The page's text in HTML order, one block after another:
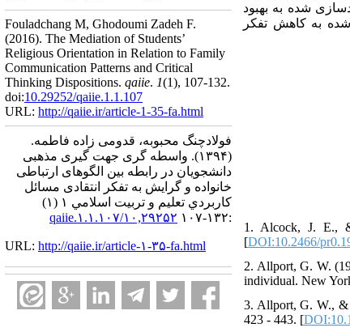
شده به بهبود
به کاهش تفکر
1. Alcock, J. E.,
[DOI:10.2466/
2. Allport, G. W.
individual. New
3. Allport, G. W., &
423 - 443. [
Fouladchang M, Ghodoumi Zadeh F.
(2016). The Mediation of Students’
Religious Orientation in Relation to Family
Communication Patterns and Critical
Thinking Dispositions. qaiie. 1(1), 107-132.
doi:10.29252/qaiie.1.1.107
URL: http://qaiie.ir/article-1-35-fa.html
فولادچنگ محبوبه، قدومی زاده فاطمه.
(۱۳۹۴).
واسطه گری جهت گیری مذهبی
دانشجویان در رابطه بین الگوهای ارتباطی
خانواده و گرایش به تفکر انتقادی مسائل
كاربردي تعليم و تربيت اسلامي ۱ (۱)
:۱۳۲-۱۰۷
۱۰,۲۹۲۵۲/qaiie.۱.۱.۱۰۷
URL: http://qaiie.ir/article-۱-۳۵-fa.html